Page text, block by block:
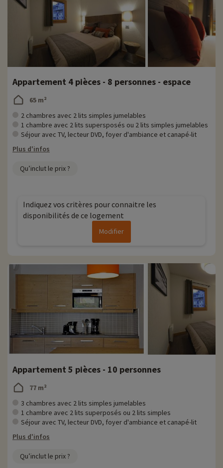
Appartement 4 pièces - 8 personnes - espace
65 m²
2 chambres avec 2 lits simples jumelables
1 chambre avec 2 lits supersposés ou 2 lits simples jumelables
Séjour avec TV, lecteur DVD, foyer d'ambiance et canapé-lit
Plus d'infos
Qu’inclut le prix ?
Indiquez vos critères pour connaitre les
disponibilités de ce logement
Modifier
Appartement 5 pièces - 10 personnes
77 m²
3 chambres avec 2 lits simples jumelables
1 chambre avec 2 lits superposés ou 2 lits simples
Séjour avec TV, lecteur DVD, foyer d'ambiance et canapé-lit
Plus d'infos
Qu’inclut le prix ?